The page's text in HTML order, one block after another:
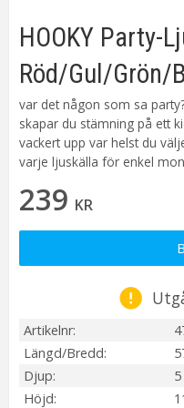
HOOKY Party-
Röd/Gul/Grön/
var det någon som sa
skapar du stämning på ett
vackert upp var helst du
varje ljuskälla för enkel
239 KR
Artikelnr
Längd/Bredd
Djup
Höjd